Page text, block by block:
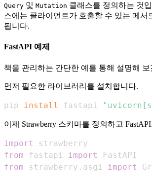
Query 및 Mutation 클래스를 정의하는 것
스에는 클라이언트가 호출할 수 있는 메서
됩니다.
FastAPI 예제
책을 관리하는 간단한 예를 통해 설명해 보
먼저 필요한 라이브러리를 설치합니다.
pip install fastapi
이제 Strawberry 스키마를 정의하고
import
from fastapi import
from strawberry . asgi import